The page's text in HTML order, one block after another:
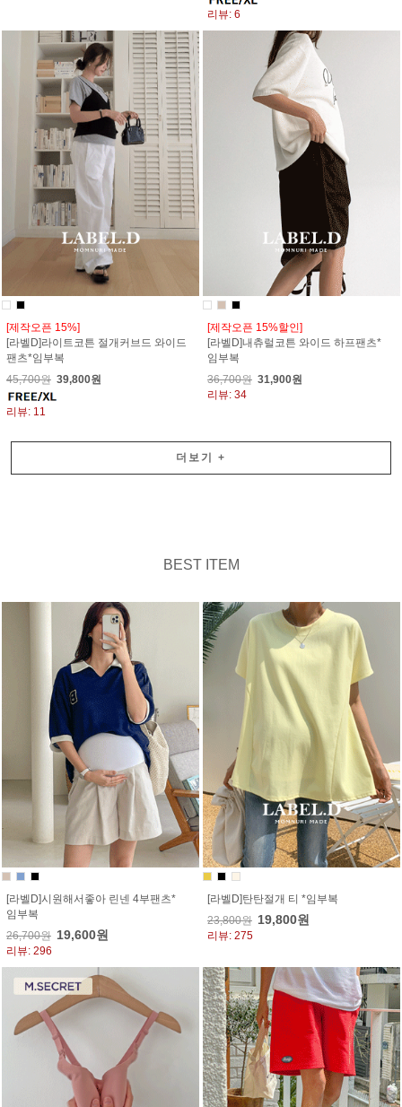
리뷰: 6
[제작오픈 15%]
[라벨D]라이트코튼 절개커브드 와이드
팬츠*임부복
45,700원 39,800원
리뷰: 11
[제작오픈 15%할인]
[라벨D]내츄럴코튼 와이드 하프팬츠*
임부복
36,700원 31,900원
리뷰: 34
더보기 +
BEST ITEM
[라벨D]시원해서좋아 린넨 4부팬츠*
임부복
26,700원 19,600원
리뷰: 296
[라벨D]탄탄절개 티 *임부복
23,800원 19,800원
리뷰: 275